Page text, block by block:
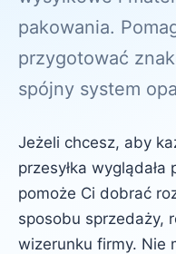
pakowania.
przygotować
spójny system
Jeżeli chcesz, aby
przesyłka wyglądała
pomoże Ci dobrać
sposobu sprzedaży,
wizerunku firmy. Nie